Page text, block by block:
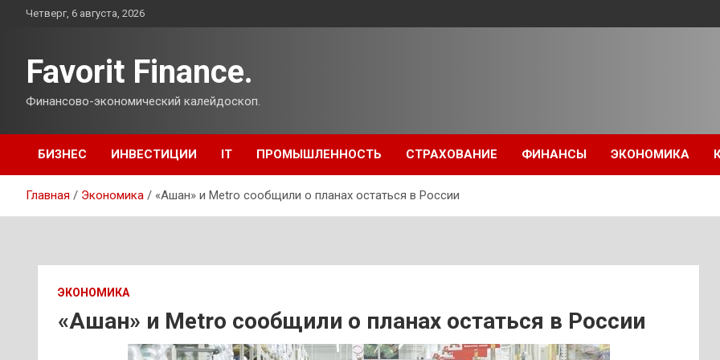
ПерейтиЧетверг, 6 августа, 2026
Favorit Finance.
Финансово-экономический калейдоскоп.
БИЗНЕС ИНВЕСТИЦИИ IT ПРОМЫШЛЕННОСТЬ СТРАХОВАНИЕ ФИНАНСЫ ЭКОНОМИКА
Главная Экономика «Ашан» и Metro сообщили о планах остаться в России
ЭКОНОМИКА
«Ашан» и Metro сообщили о планах остаться в России